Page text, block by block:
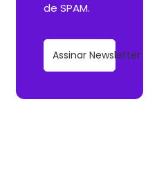
de SPAM.
Assinar Newsletter